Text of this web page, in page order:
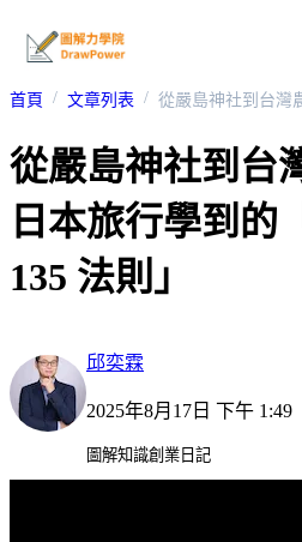
首頁 文章列表
從嚴島神社到台
日本旅行學到的
135 法則」
邱奕霖
2025年8月17日 下午 1:49
圖解知識創業日記